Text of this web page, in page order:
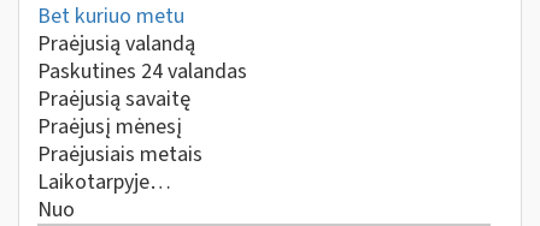
Bet kuriuo metu
Praėjusią valandą
Paskutines 24 valandas
Praėjusią savaitę
Praėjusį mėnesį
Praėjusiais metais
Laikotarpyje…
Nuo